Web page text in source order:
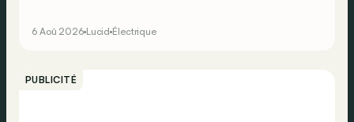
6 Aoû 2026 Lucid Électrique
PUBLICITÉ